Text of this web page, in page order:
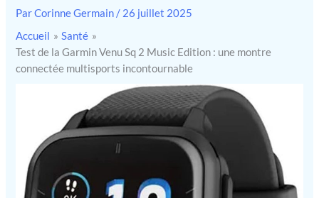
ParCorinne Germain / 26 juillet 2025
Accueil
Santé
Test de la Garmin Venu Sq 2 Music Edition : une montre
connectée multisports incontournable